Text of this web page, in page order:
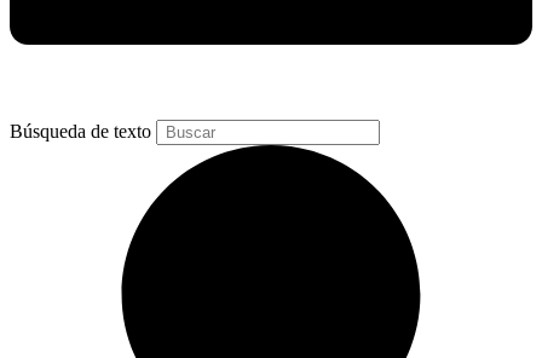
Búsqueda de texto